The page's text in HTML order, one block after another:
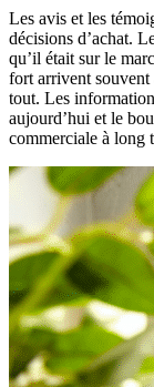
Les avis et les
décisions d’achat.
qu’il était sur le
fort arrivent souvent
tout. Les
aujourd’hui et le
commerciale à long